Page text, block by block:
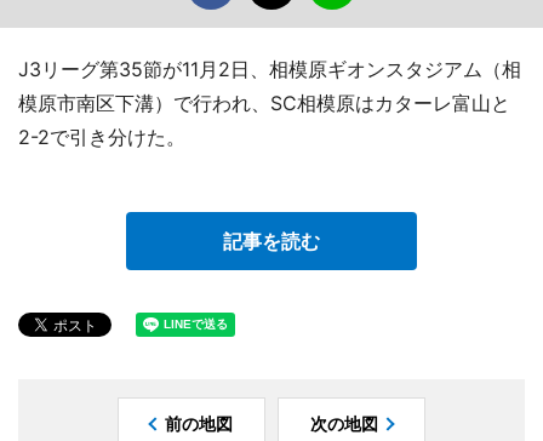
J3リーグ第35節が11月2日、相模原ギオンスタジアム（相
模原市南区下溝）で行われ、SC相模原はカターレ富山と
2-2で引き分けた。
記事を読む
前の地図 次の地図